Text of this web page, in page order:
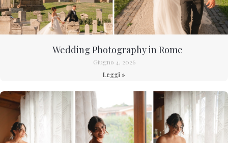
Wedding Photography in Rome
Giugno 4, 2026
Leggi »